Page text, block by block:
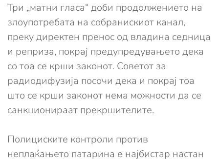
Три „матни гласа“ доби продолжението на
злоупотребата на собранискиот канал,
преку директен пренос од владина седница
и реприза, покрај предупредувањето дека
со тоа се крши законот. Советот за
радиодифузија посочи дека и покрај тоа
што се крши законот нема можности да се
санкционираат прекршителите.
Полициските контроли против
неплаќањето патарина е најбистар настан